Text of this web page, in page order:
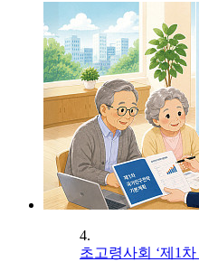
4.
초고령사회 ‘제1